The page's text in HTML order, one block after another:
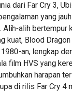
dari Far Cry 3,
yang
Alih-alih bertempur
kuat, Blood
an, lengkap
film HVS yang
harapan
di rilis Far Cry 4